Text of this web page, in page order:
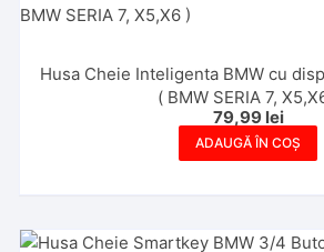
Husa Cheie Inteligenta BMW cu
( BMW SERIA 7,
79,99 lei
ADAUGĂ ÎN COȘ